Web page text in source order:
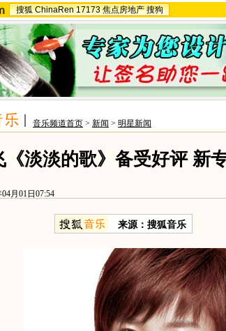
搜狐 ChinaRen 17173 焦点房地产 搜狗
音乐频道首页 > 新闻 > 明星新闻
《淡淡的歌》备受好评 新
04月01日07:54
来源：搜狐音乐